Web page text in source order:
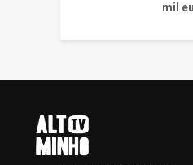
mil